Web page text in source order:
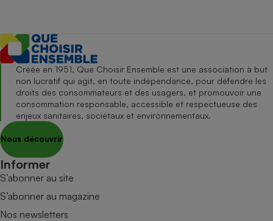
Créée en 1951, Que Choisir Ensemble est une association à but
non lucratif qui agit, en toute indépendance, pour défendre les
droits des consommateurs et des usagers, et promouvoir une
consommation responsable, accessible et respectueuse des
enjeux sanitaires, sociétaux et environnementaux.
Nous découvrir
Informer
S’abonner au site
S’abonner au magazine
Nos newsletters